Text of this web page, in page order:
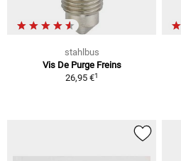
stahlbus
Vis De Purge Freins
26,95 €1